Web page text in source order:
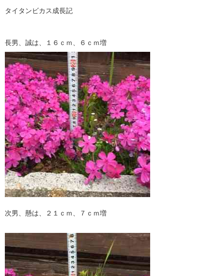
タイタンビカス成長記
長男、誠は、１６ｃｍ、６ｃｍ増
次男、懸は、２１ｃｍ、７ｃｍ増